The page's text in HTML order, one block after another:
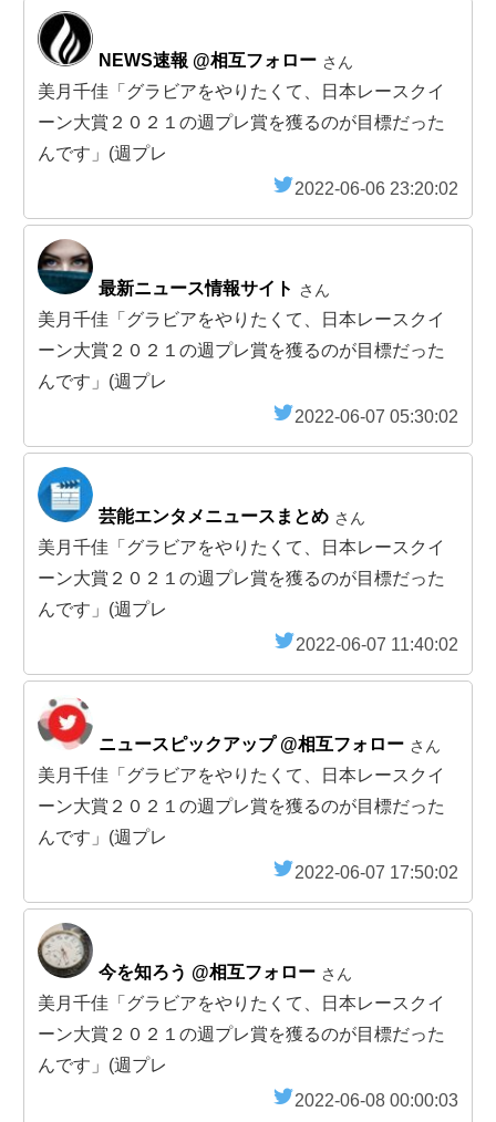
NEWS速報 @相互フォロー さん
美月千佳「グラビアをやりたくて、日本レースクイ
ーン大賞２０２１の週プレ賞を獲るのが目標だった
んです」(週プレ
2022-06-06 23:20:02
最新ニュース情報サイト さん
美月千佳「グラビアをやりたくて、日本レースクイ
ーン大賞２０２１の週プレ賞を獲るのが目標だった
んです」(週プレ
2022-06-07 05:30:02
芸能エンタメニュースまとめ さん
美月千佳「グラビアをやりたくて、日本レースクイ
ーン大賞２０２１の週プレ賞を獲るのが目標だった
んです」(週プレ
2022-06-07 11:40:02
ニュースピックアップ @相互フォロー さん
美月千佳「グラビアをやりたくて、日本レースクイ
ーン大賞２０２１の週プレ賞を獲るのが目標だった
んです」(週プレ
2022-06-07 17:50:02
今を知ろう @相互フォロー さん
美月千佳「グラビアをやりたくて、日本レースクイ
ーン大賞２０２１の週プレ賞を獲るのが目標だった
んです」(週プレ
2022-06-08 00:00:03